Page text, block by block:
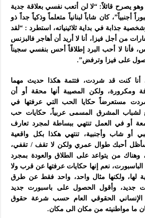
وهو يصرح قائلاً: “لا لن أتعب نفسي بعلاقة جدية
أجنبياً”، كان شاباً لبنانياً متعلماً وذكياً جداً ذو
جذابة في بداية ثلاثينياته، استطرد : “لقد
من أجل فيزا، أنا لا أريد أن أهاجر فالبزنس
فأنا لا أحب البرد إطلاقاً أحس بنفسي سجيناً
على فيزا وترفض”.
أنا كنت قد شردت، فتتمة هكذا حديث مهما
ومكرورة، ولكن المصيبة أنها محقة أو أن
مستعرضاً حكايا الحب التي عرفتها في
لشباب المشرق المسمى عربياً، حكايات حب
أو في العمل تنتهي ببساطة لمجرد تعارف
أو شاب وأجنبية، تنتهي هكذا بكل واقعية
أحبك طوال عمري ولكن لا تقف / تقفي،
من يتواعد على الطلاق والعودة بمجرد
نعم إنها حكايات عرفتها عن قرب ولا
لها، ولكنها مثال واحد، واحد فقط عن طرق
جديد، وأقول الحصول على باسبورت جديد
الإنساني الحقوقي العام حسب شرعة حقوق
ما مواطنيته من مكان الى مكان.